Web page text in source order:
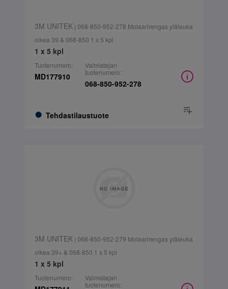
3M UNITEK| 068-850-952-278 Molaarirengas yläleuka
oikea 39 & 068-850 1 x 5 kpl
1 x 5 kpl
Tuotenumero:
MD177910
Tehdastilaustuote
Valmistajan
tuotenumero:
068-850-952-278
3M UNITEK| 068-850-952-279 Molaarirengas yläleuka
oikea 39+ & 068-850 1 x 5 kpl
1 x 5 kpl
Tuotenumero:
Valmistajan
tuotenumero: